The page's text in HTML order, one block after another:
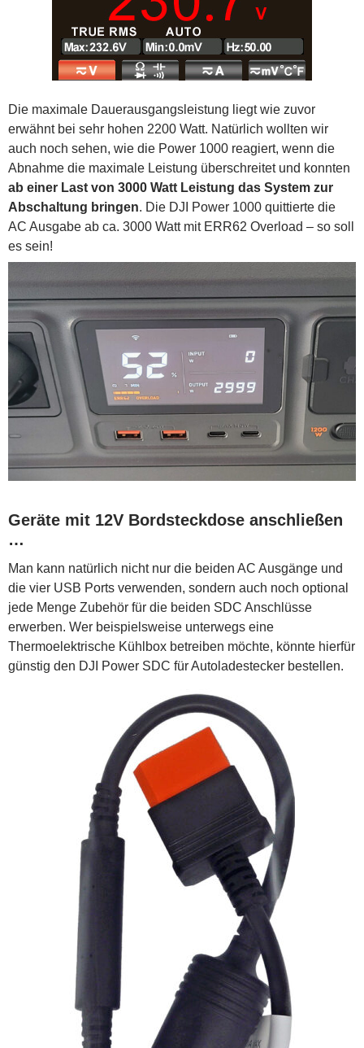
Die maximale Dauerausgangsleistung liegt wie zuvor
erwähnt bei sehr hohen 2200 Watt. Natürlich wollten wir
auch noch sehen, wie die Power 1000 reagiert, wenn die
Abnahme die maximale Leistung überschreitet und konnten
ab einer Last von 3000 Watt Leistung das System zur
Abschaltung bringen. Die DJI Power 1000 quittierte die
AC Ausgabe ab ca. 3000 Watt mit ERR62 Overload – so soll
es sein!
Geräte mit 12V Bordsteckdose anschließen
…
Man kann natürlich nicht nur die beiden AC Ausgänge und
die vier USB Ports verwenden, sondern auch noch optional
jede Menge Zubehör für die beiden SDC Anschlüsse
erwerben. Wer beispielsweise unterwegs eine
Thermoelektrische Kühlbox betreiben möchte, könnte hierfür
günstig den DJI Power SDC für Autoladestecker bestellen.